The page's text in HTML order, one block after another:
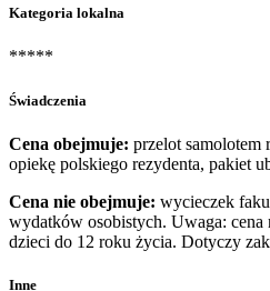
Kategoria lokalna
*****
Świadczenia
Cena obejmuje: przelot
opiekę polskiego rezydenta, pakiet
Cena nie obejmuje: wycieczek
wydatków osobistych. Uwaga: cena
dzieci do 12 roku życia. Dotyczy
Inne